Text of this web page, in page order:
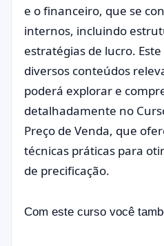
e o financeiro, que se
internos, incluindo
estratégias de lucro.
diversos conteúdos
poderá explorar e
detalhadamente no
Preço de Venda, que
técnicas práticas para
de precificação.
Com este curso você